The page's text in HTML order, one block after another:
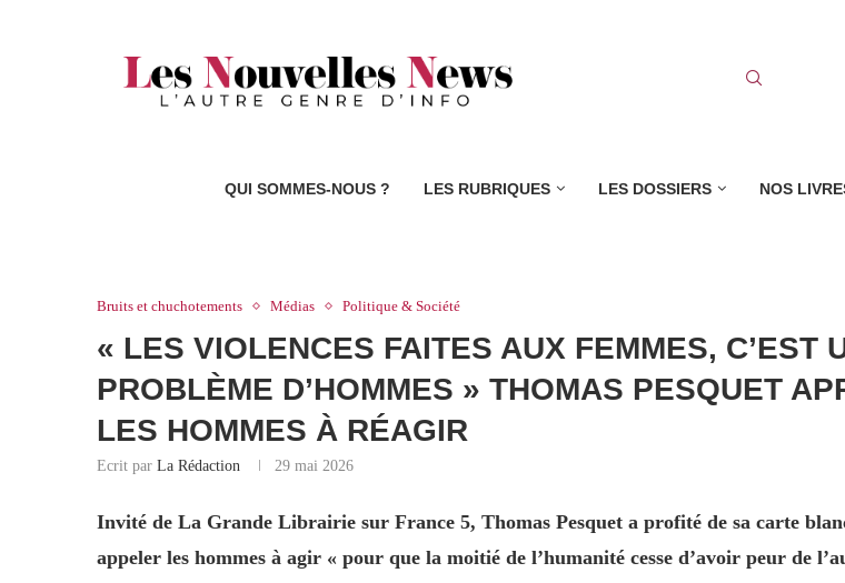
QUI SOMMES-NOUS ? LES RUBRIQUES LES DOSSIERS NOS
Bruits et chuchotements Médias Politique & Société
« LES VIOLENCES FAITES AUX FEMMES, C’EST
PROBLÈME D’HOMMES » THOMAS PESQUET
LES HOMMES À RÉAGIR
Ecrit par La Rédaction 29 mai 2026
Invité de La Grande Librairie sur France 5, Thomas Pesquet a profité de sa carte
appeler les hommes à agir « pour que la moitié de l’humanité cesse d’avoir peur de